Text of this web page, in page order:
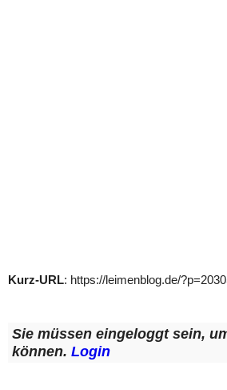
Kurz-URL: https://leimenblog.de/
Sie müssen eingeloggt sein,
können. Login